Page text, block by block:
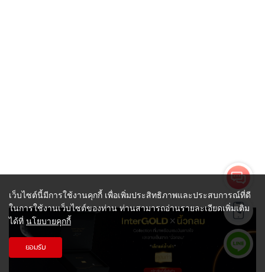
เว็บไซต์นี้มีการใช้งานคุกกี้ เพื่อเพิ่มประสิทธิภาพและประสบการณ์ที่ดี
ในการใช้งานเว็บไซต์ของท่าน ท่านสามารถอ่านรายละเอียดเพิ่มเติม
ได้ที่ นโยบายคุกกี้
ยอมรับ